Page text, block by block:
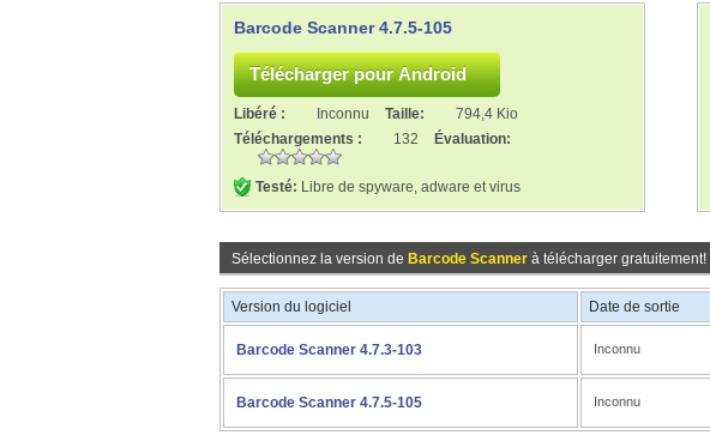
Barcode Scanner 4.7.5-105
Libéré : Inconnu Taille:
794,4 Kio
Téléchargements :
132 Évaluation:
Testé: Libre de spyware, adware et virus
Sélectionnez la version de Barcode Scanner à télécharger gratuitement!
Version du logiciel Date de sortie
Barcode Scanner 4.7.3-103 Inconnu
Barcode Scanner 4.7.5-105 Inconnu